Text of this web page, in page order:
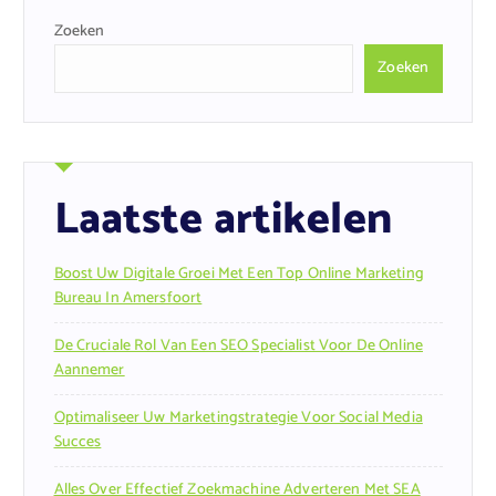
Zoeken
Zoeken
Laatste artikelen
Boost Uw Digitale Groei Met Een Top Online Marketing
Bureau In Amersfoort
De Cruciale Rol Van Een SEO Specialist Voor De Online
Aannemer
Optimaliseer Uw Marketingstrategie Voor Social Media
Succes
Alles Over Effectief Zoekmachine Adverteren Met SEA